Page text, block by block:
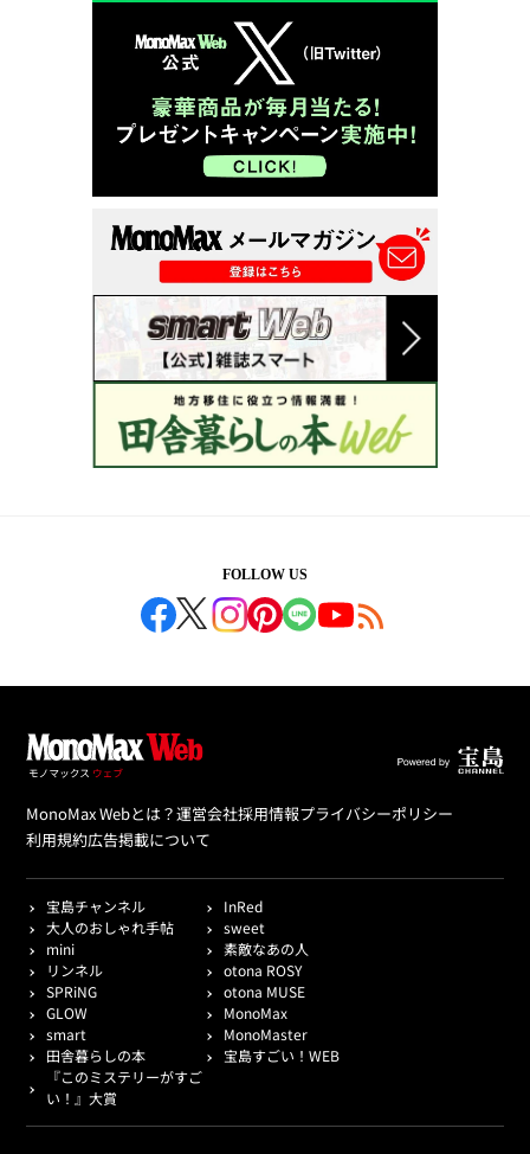
FOLLOW US
MonoMax Webとは？運営会社採用情報プライバシーポリシー
利用規約広告掲載について
宝島チャンネル
InRed
大人のおしゃれ手帖
sweet
mini
素敵なあの人
リンネル
otona ROSY
SPRiNG
otona MUSE
GLOW
MonoMax
smart
MonoMaster
田舎暮らしの本
宝島すごい！WEB
『このミステリーがすご
い！』大賞